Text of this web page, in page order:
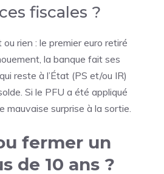
fiscales ?
ou rien : le premier euro retiré
la banque fait ses
reste à l’État (PS et/ou IR)
Si le PFU a été appliqué
mauvaise surprise à la sortie.
fermer un
de 10 ans ?